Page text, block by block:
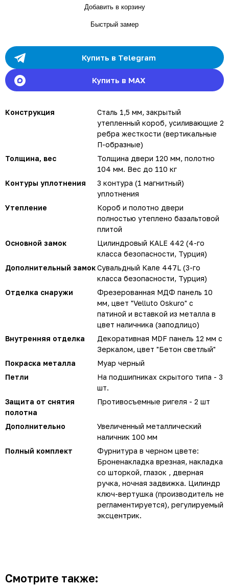
Добавить в корзину
Быстрый замер
Купить в Telegram
Купить в MAX
Конструкция
Сталь 1,5 мм, закрытый
утепленный короб, усиливающие 2
ребра жесткости (вертикальные
П-образные)
Толщина, вес
Толщина двери 120 мм, полотно
104 мм. Вес до 110 кг
Контуры уплотнения
3 контура (1 магнитный)
уплотнения
Утепление
Короб и полотно двери
полностью утеплено базальтовой
плитой
Основной замок
Цилиндровый KALE 442 (4-го
класса безопасности, Турция)
Дополнительный замокСувальдный Кале 447L (3-го
класса безопасности, Турция)
Отделка снаружи
Фрезерованная МДФ панель 10
мм, цвет "Velluto Oskuro" с
патиной и вставкой из металла в
цвет наличника (заподлицо)
Внутренняя отделка
Декоративная MDF панель 12 мм с
Зеркалом, цвет "Бетон светлый"
Покраска металла
Муар черный
Петли
На подшипниках скрытого типа - 3
шт.
Защита от снятия
полотна
Противосъемные ригеля - 2 шт
Дополнительно
Увеличенный металлический
наличник 100 мм
Полный комплект
Фурнитура в черном цвете:
Броненакладка врезная, накладка
со шторкой, глазок , дверная
ручка, ночная задвижка. Цилиндр
ключ-вертушка (производитель не
регламентируется), регулируемый
эксцентрик.
Смотрите также: